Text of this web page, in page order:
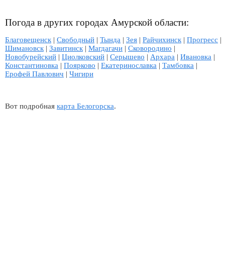
Погода в других городах Амурской области:
Благовещенск| Свободный | Тында | Зея | Райчихинск| Прогресс |
Шимановск| Завитинск| Магдагачи | Сковородино |
Новобурейский | Циолковский | Серышево | Архара | Ивановка |
Константиновка | Поярково | Екатеринославка | Тамбовка |
Ерофей Павлович | Чигири
Вот подробная карта Белогорска.